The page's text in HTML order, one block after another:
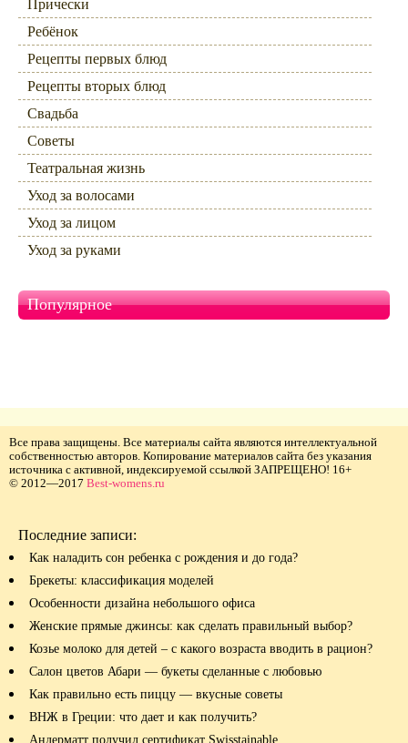
Прически
Ребёнок
Рецепты первых блюд
Рецепты вторых блюд
Свадьба
Советы
Театральная жизнь
Уход за волосами
Уход за лицом
Уход за руками
Популярное
Все права защищены. Все материалы сайта являются интеллектуальной
собственностью авторов. Копирование материалов сайта без указания
источника с активной, индексируемой ссылкой ЗАПРЕЩЕНО! 16+
© 2012—2017 Best-womens.ru
Последние записи:
Как наладить сон ребенка с рождения и до года?
Брекеты: классификация моделей
Особенности дизайна небольшого офиса
Женские прямые джинсы: как сделать правильный выбор?
Козье молоко для детей – с какого возраста вводить в рацион?
Салон цветов Абари — букеты сделанные с любовью
Как правильно есть пиццу — вкусные советы
ВНЖ в Греции: что дает и как получить?
Андерматт получил сертификат Swisstainable